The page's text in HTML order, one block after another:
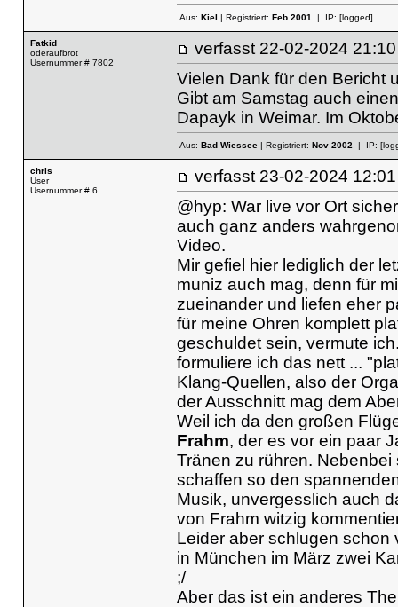
Aus: Kiel | Registriert: Feb 2001| IP: [logged]
Fatkid
oderaufbrot
Usernummer # 7802
verfasst 22-02-2024
Vielen Dank für den Bericht
Gibt am Samstag auch
Dapayk in Weimar. Im
Aus: Bad Wiessee| Registriert: Nov 2002| IP:
chris
User
Usernummer # 6
verfasst 23-02-2024
@hyp: War live vor Ort
auch ganz anders
Video.
Mir gefiel hier lediglich der
muniz auch mag, denn für
zueinander und liefen eher
für meine Ohren komplett
geschuldet sein, vermute
formuliere ich das nett ...
Klang-Quellen, also der
der Ausschnitt mag dem
Weil ich da den großen
Frahm, der es vor ein paar
Tränen zu rühren.
schaffen so den
Musik, unvergesslich auch
von Frahm witzig
Leider aber schlugen schon
in München im März zwei
;/
Aber das ist ein anderes